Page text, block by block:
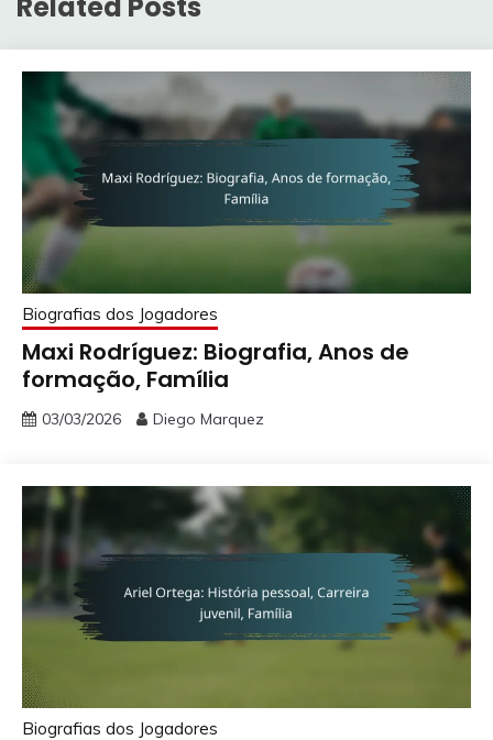
Biografias dos Jogadores
Maxi Rodríguez: Biografia, Anos de
formação, Família
03/03/2026 Diego Marquez
Biografias dos Jogadores